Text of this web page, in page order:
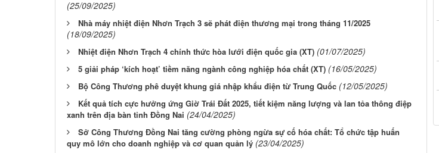
(25/09/2025)
Nhà máy nhiệt điện Nhơn Trạch 3 sẽ phát điện thương mại trong tháng 11/2025
(18/09/2025)
Nhiệt điện Nhơn Trạch 4 chính thức hòa lưới điện quốc gia (XT) (01/07/2025)
5 giải pháp ‘kích hoạt’ tiềm năng ngành công nghiệp hóa chất (XT) (16/05/2025)
Bộ Công Thương phê duyệt khung giá nhập khẩu điện từ Trung Quốc (12/05/2025)
Kết quả tích cực hưởng ứng Giờ Trái Đất 2025, tiết kiệm năng lượng và lan tỏa thông điệp
xanh trên địa bàn tỉnh Đồng Nai (24/04/2025)
Sở Công Thương Đồng Nai tăng cường phòng ngừa sự cố hóa chất: Tổ chức tập huấn
quy mô lớn cho doanh nghiệp và cơ quan quản lý (23/04/2025)